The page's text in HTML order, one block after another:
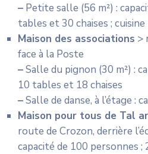
– Petite salle (56 m²) :
tables et 30 chaises ; cuisine
Maison des associations >
face à la Poste
–Salle du pignon (30 m²) :
10 tables et 18 chaises
–Salle de danse, à l’étage :
Maison pour tous de Tal
route de Crozon, derrière
capacité de 100 personnes ;